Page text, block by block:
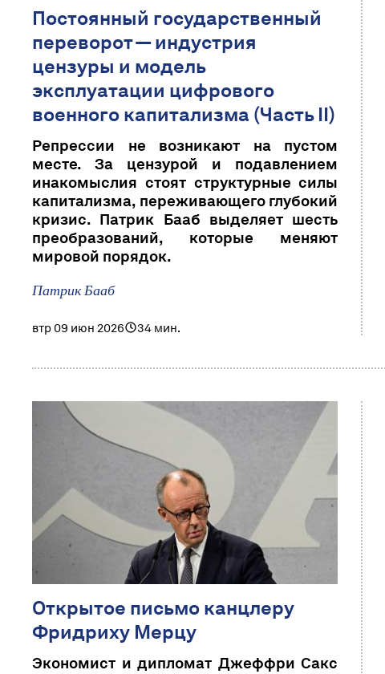
Постоянный государственный
переворот — индустрия
цензуры и модель
эксплуатации цифрового
военного капитализма (Часть II)
Репрессии не возникают на пустом
месте. За цензурой и подавлением
инакомыслия стоят структурные силы
капитализма, переживающего глубокий
кризис. Патрик Бааб выделяет шесть
преобразований, которые меняют
мировой порядок.
Патрик Бааб
втр 09 июн 2026 34 мин.
Открытое письмо канцлеру
Фридриху Мерцу
Экономист и дипломат Джеффри Сакс